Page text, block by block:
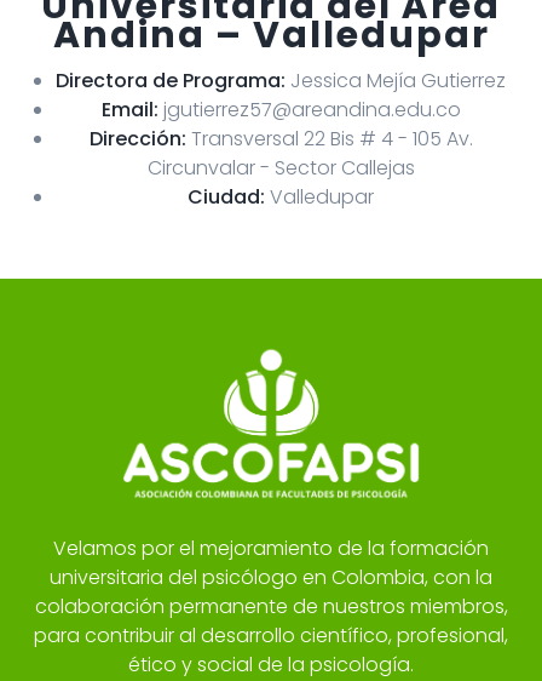
Andina – Valledupar
Directora de Programa: Jessica Mejía Gutierrez
Email: jgutierrez57@areandina.edu.co
Dirección: Transversal 22 Bis # 4 - 105 Av.
Circunvalar - Sector Callejas
Ciudad: Valledupar
Velamos por el mejoramiento de la formación
universitaria del psicólogo en Colombia, con la
colaboración permanente de nuestros miembros,
para contribuir al desarrollo científico, profesional,
ético y social de la psicología.